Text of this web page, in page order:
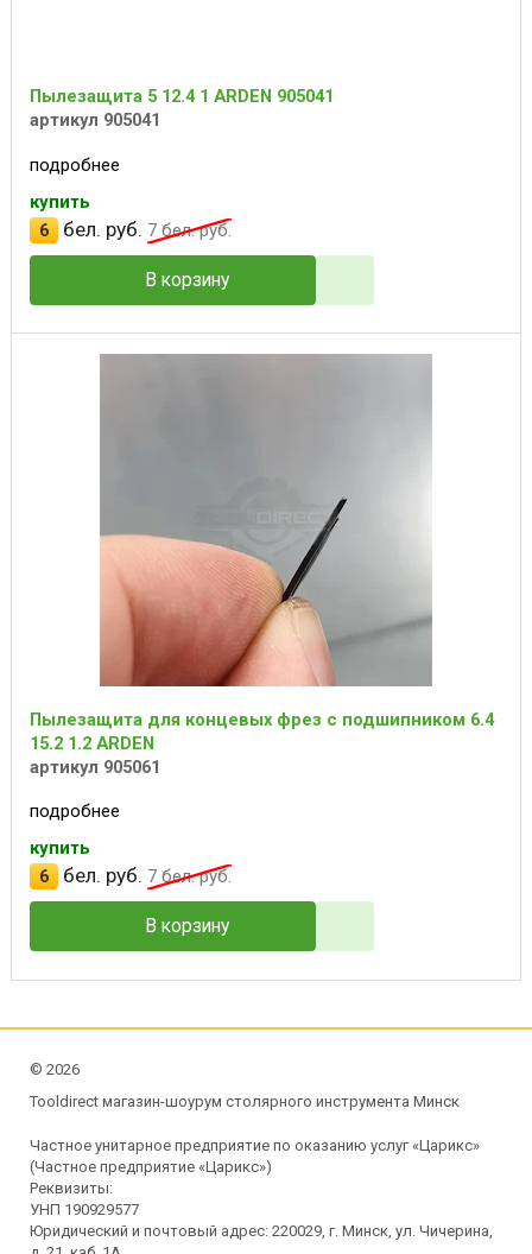
Пылезащита 5 12.4 1 ARDEN 905041
артикул 905041
подробнее
купить
6
бел. руб. 7 бел. руб.
В корзину
Пылезащита для концевых фрез с подшипником 6.4
15.2 1.2 ARDEN
артикул 905061
подробнее
купить
6
бел. руб. 7 бел. руб.
В корзину
© 2026
Tooldirect магазин-шоурум столярного инструмента Минск
Частное унитарное предприятие по оказанию услуг «Царикс»
(Частное предприятие «Царикс»)
Реквизиты:
УНП 190929577
Юридический и почтовый адрес: 220029, г. Минск, ул. Чичерина,